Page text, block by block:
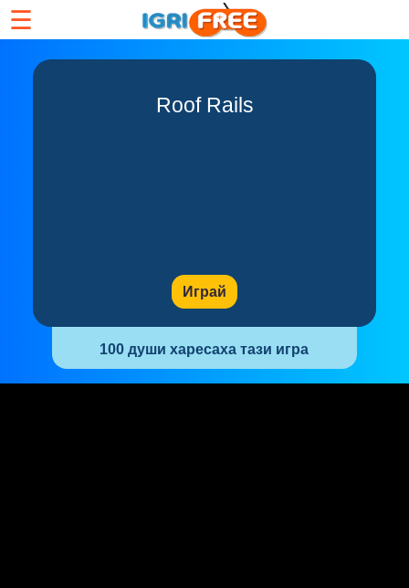
☰
Roof Rails
Играй
100 души харесаха тази игра